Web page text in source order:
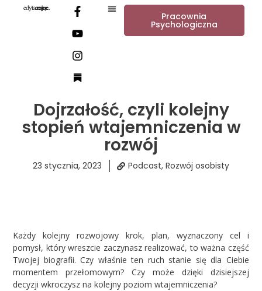
Pracownia
Psychologiczna
Dojrzałość, czyli kolejny
stopień wtajemniczenia w
rozwój
23 stycznia, 2023 Podcast, Rozwój osobisty
Każdy kolejny rozwojowy krok, plan, wyznaczony cel i
pomysł, który wreszcie zaczynasz realizować, to ważna część
Twojej biografii. Czy właśnie ten ruch stanie się dla Ciebie
momentem przełomowym? Czy może dzięki dzisiejszej
decyzji wkroczysz na kolejny poziom wtajemniczenia?